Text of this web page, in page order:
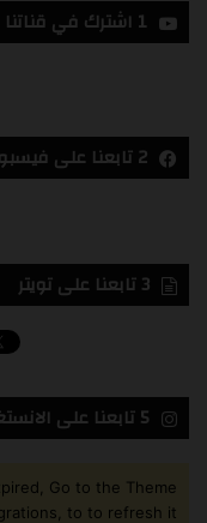
1 اشترك في قناتنا
2 تابعنا على فيسبوك
3 تابعنا على تويتر
5 تابعنا على الانستغرام
Go to the Theme
to to refresh it.